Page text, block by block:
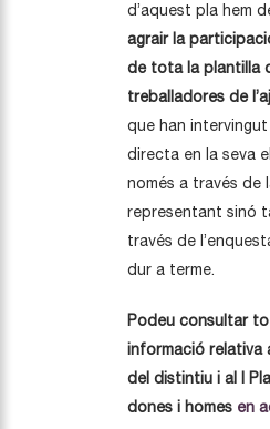
d’aquest pla hem
agrair la
de tota la plantilla
treballadores de
que han
directa en la seva
només a través de
representant sinó
través de
dur a terme.
Podeu consultar
informació relativa
del distintiu i al I
dones i homes en